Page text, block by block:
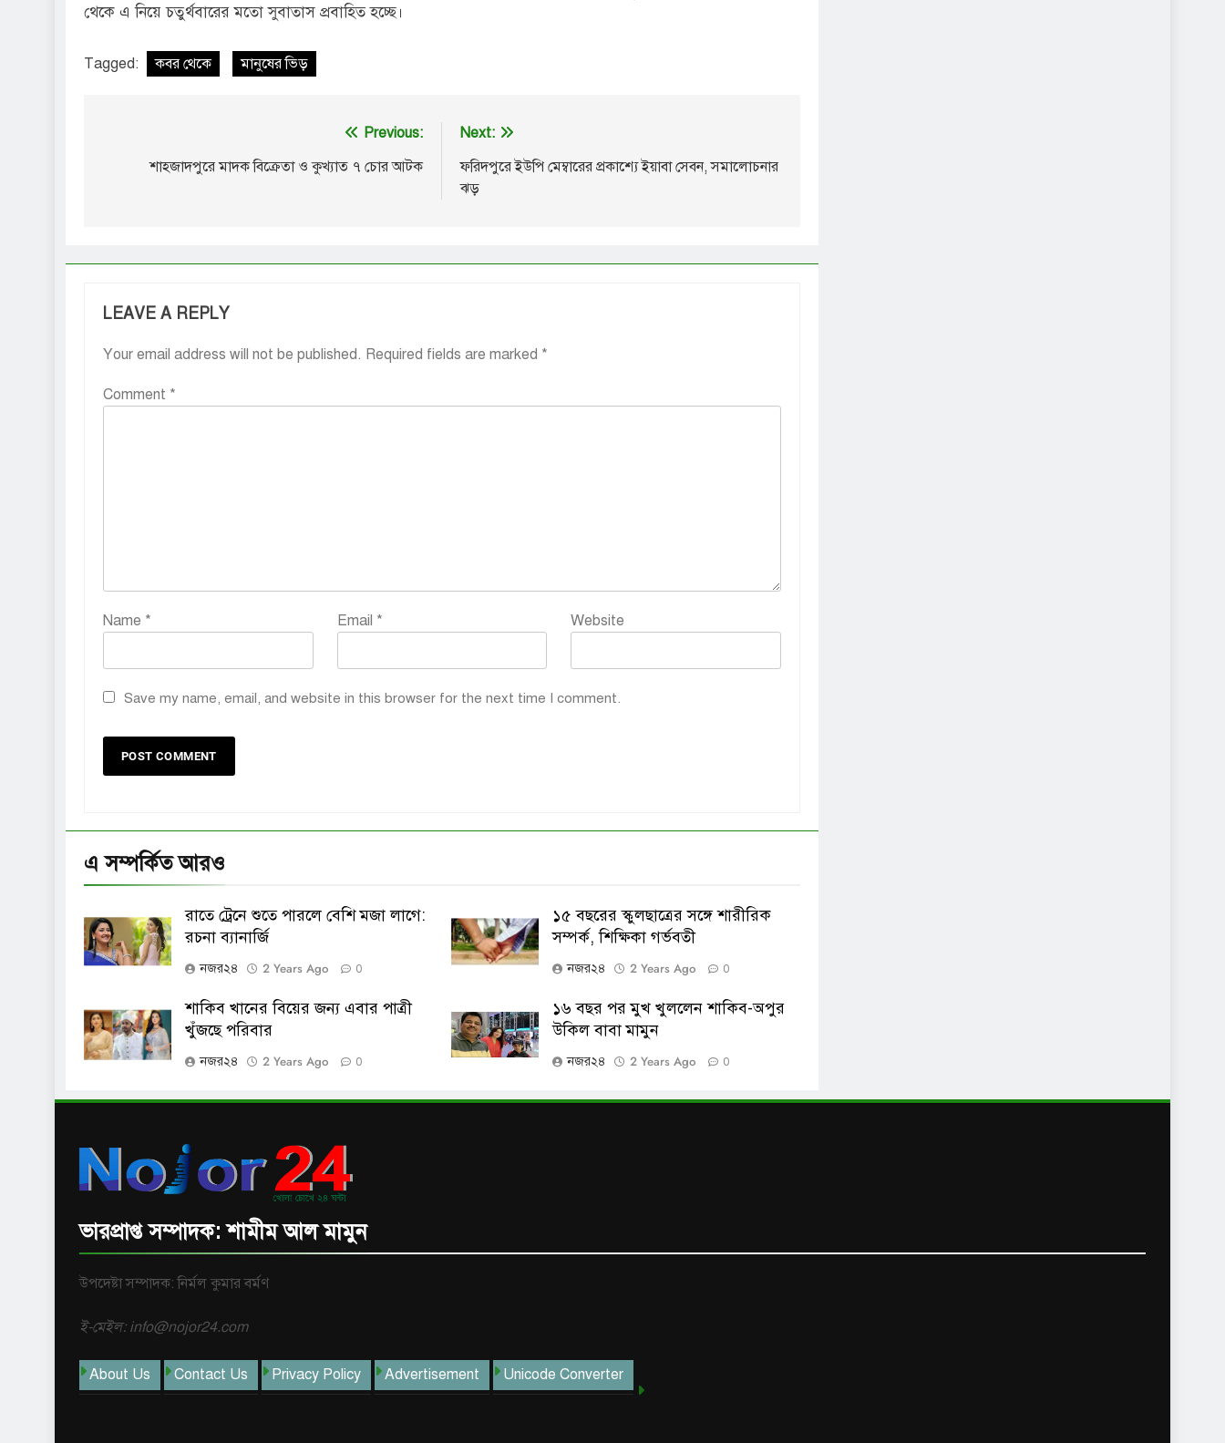
থেকে এ নিয়ে চতুর্থবারের মতো সুবাতাস প্রবাহিত হচ্ছে।
Tagged: কবর থেকে মানুষের ভিড়
navigation
Previous:
শাহজাদপুরে মাদক বিক্রেতা ও কুখ্যাত ৭ চোর আটক
Next:
ফরিদপুরে ইউপি মেম্বারের প্রকাশ্যে ইয়াবা সেবন, সমালোচনার
ঝড়
LEAVE A REPLY
Your email address will not be published. Required fields are marked *
Comment *
Name * Email * Website
Save my name, email, and website in this browser for the next time I comment.
এ সম্পর্কিত আরও
রাতে ট্রেনে শুতে পারলে বেশি মজা লাগে:
রচনা ব্যানার্জি
নজর২৪ 2 Years Ago 0
১৫ বছরের স্কুলছাত্রের সঙ্গে শারীরিক
সম্পর্ক, শিক্ষিকা গর্ভবতী
নজর২৪ 2 Years Ago 0
শাকিব খানের বিয়ের জন্য এবার পাত্রী
খুঁজছে পরিবার
নজর২৪ 2 Years Ago 0
১৬ বছর পর মুখ খুললেন শাকিব-অপুর
উকিল বাবা মামুন
নজর২৪ 2 Years Ago 0
ভারপ্রাপ্ত সম্পাদক: শামীম আল মামুন
উপদেষ্টা সম্পাদক: নির্মল কুমার বর্মণ
ই-মেইল: info@nojor24.com
About Us Contact Us Privacy Policy Advertisement Unicode Converter